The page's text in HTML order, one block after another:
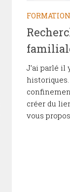
FORMATION
J’ai parlé il
créer du
vous